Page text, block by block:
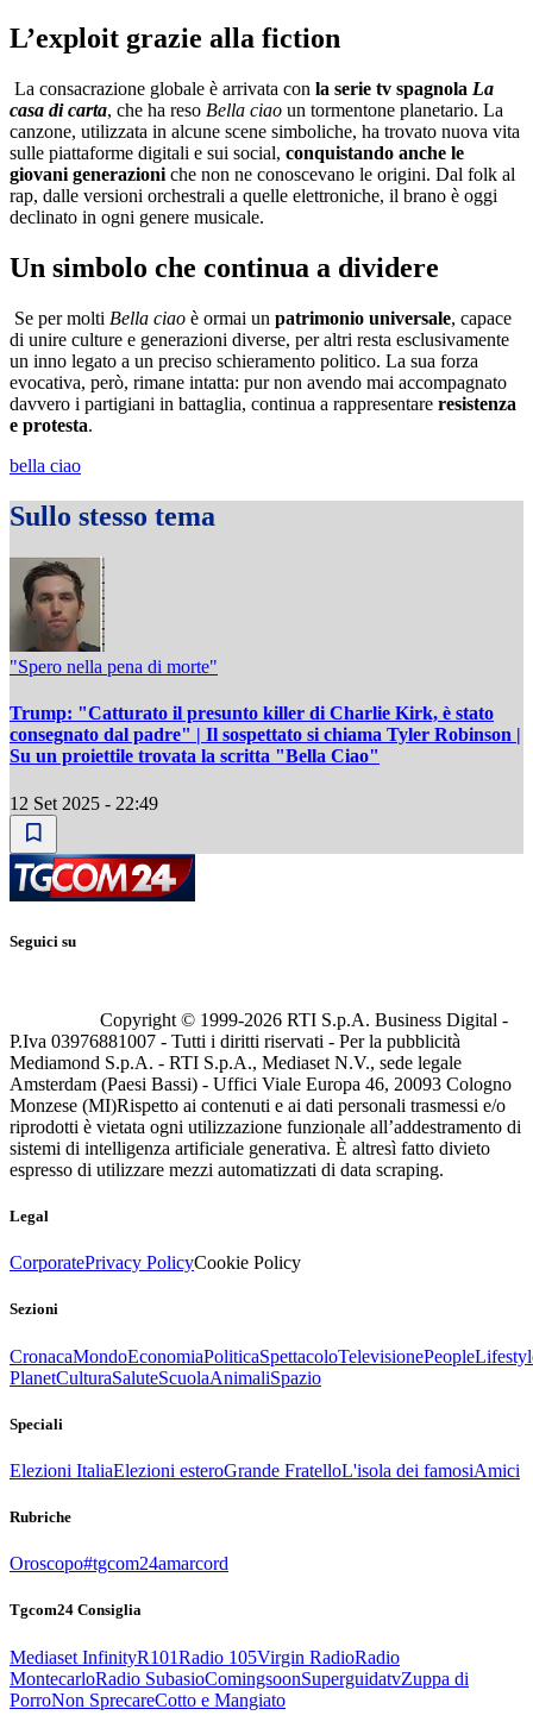
L’exploit grazie alla fiction
La consacrazione globale è arrivata con la serie tv spagnola La
casa di carta, che ha reso Bella ciao un tormentone planetario. La
canzone, utilizzata in alcune scene simboliche, ha trovato nuova vita
sulle piattaforme digitali e sui social, conquistando anche le
giovani generazioni che non ne conoscevano le origini. Dal folk al
rap, dalle versioni orchestrali a quelle elettroniche, il brano è oggi
declinato in ogni genere musicale.
Un simbolo che continua a dividere
Se per molti Bella ciao è ormai un patrimonio universale, capace
di unire culture e generazioni diverse, per altri resta esclusivamente
un inno legato a un preciso schieramento politico. La sua forza
evocativa, però, rimane intatta: pur non avendo mai accompagnato
davvero i partigiani in battaglia, continua a rappresentare resistenza
e protesta.
bella ciao
Sullo stesso tema
"Spero nella pena di morte"
Trump: "Catturato il presunto killer di Charlie Kirk, è stato
consegnato dal padre" | Il sospettato si chiama Tyler Robinson |
Su un proiettile trovata la scritta "Bella Ciao"
12 Set 2025 - 22:49
Seguici su
Copyright © 1999-2026 RTI S.p.A. Business Digital -
P.Iva 03976881007 - Tutti i diritti riservati - Per la pubblicità
Mediamond S.p.A. - RTI S.p.A., Mediaset N.V., sede legale
Amsterdam (Paesi Bassi) - Uffici Viale Europa 46, 20093 Cologno
Monzese (MI)Rispetto ai contenuti e ai dati personali trasmessi e/o
riprodotti è vietata ogni utilizzazione funzionale all’addestramento di
sistemi di intelligenza artificiale generativa. È altresì fatto divieto
espresso di utilizzare mezzi automatizzati di data scraping.
Legal
CorporatePrivacy PolicyCookie Policy
Sezioni
CronacaMondoEconomiaPoliticaSpettacoloTelevisionePeople
PlanetCulturaSaluteScuolaAnimaliSpazio
Speciali
Elezioni ItaliaElezioni esteroGrande FratelloL'isola dei famosiAmici
Rubriche
Oroscopo#tgcom24amarcord
Tgcom24 Consiglia
Mediaset InfinityR101Radio 105Virgin RadioRadio
MontecarloRadio SubasioComingsoonSuperguidatvZuppa di
PorroNon SprecareCotto e Mangiato